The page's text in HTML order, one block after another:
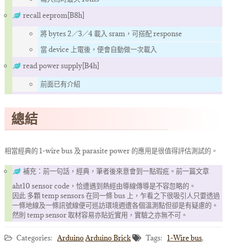
recall eeprom[B8h]
將 bytes 2／3／4 載入 sram，可搭配 response
當 device 上電後，便會自動做一次載入
read power supply[B4h]
前面已有介紹
總結
相當經典的 1-wire bus 及 parasite power 的應用是很值得評估測試的。
補充：前一句話，經典，筆者後來意會到一點瑕疪。前一篇文章
aht10 sensor code，恰遭遇到熱經由導線傳導是不容忽略的。
因此 多顆 temp sensors 在同一條 bus 上，乍看之下很吸引人只要透過
一條地線及一條訊號線便可巡訪環境週遭各個溫測點但卻是有疑慮的。
然則 temp sensor 取材容易亦貼近實用，實驗之亦無不可。
Categories: ArduinoArduino Brick Tags: 1-Wire bus,